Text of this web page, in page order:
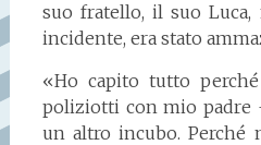
suo fratello, il suo
incidente, era stato
«Ho capito tutto
poliziotti con mio padre
un altro incubo. Perché